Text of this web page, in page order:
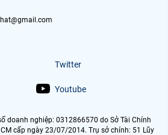
Twitter
Youtube
doanh nghiệp: 0312866570 do Sở Tài Chính
cấp ngày 23/07/2014. Trụ sở chính: 51 Lũy